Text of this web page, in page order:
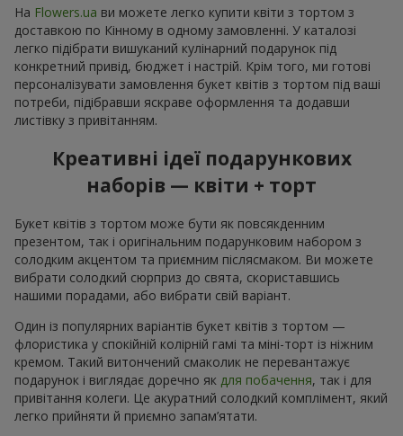
На Flowers.ua ви можете легко купити квіти з тортом з
доставкою по Кінному в одному замовленні. У каталозі
легко підібрати вишуканий кулінарний подарунок під
конкретний привід, бюджет і настрій. Крім того, ми готові
персоналізувати замовлення букет квітів з тортом під ваші
потреби, підібравши яскраве оформлення та додавши
листівку з привітанням.
Креативні ідеї подарункових
наборів — квіти + торт
Букет квітів з тортом може бути як повсякденним
презентом, так і оригінальним подарунковим набором з
солодким акцентом та приємним післясмаком. Ви можете
вибрати солодкий сюрприз до свята, скориставшись
нашими порадами, або вибрати свій варіант.
Один із популярних варіантів букет квітів з тортом —
флористика у спокійній колірній гамі та міні-торт із ніжним
кремом. Такий витончений смаколик не перевантажує
подарунок і виглядає доречно як для побачення, так і для
привітання колеги. Це акуратний солодкий комплімент, який
легко прийняти й приємно запам’ятати.